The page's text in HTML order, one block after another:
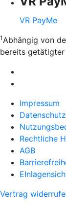
VR PayMe
1Abhängig von
bereits getätigter
Impressum
Datenschutz
Rechtliche
AGB
Vertrag